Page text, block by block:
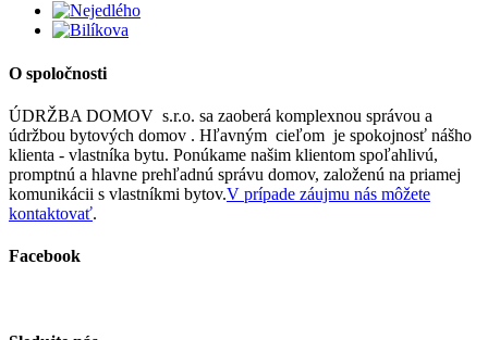
O spoločnosti
ÚDRŽBA DOMOV s.r.o. sa zaoberá komplexnou správou a
údržbou bytových domov . Hľavným cieľom je spokojnosť nášho
klienta - vlastníka bytu. Ponúkame našim klientom spoľahlivú,
promptnú a hlavne prehľadnú správu domov, založenú na priamej
komunikácii s vlastníkmi bytov.V prípade záujmu nás môžete
kontaktovať.
Facebook